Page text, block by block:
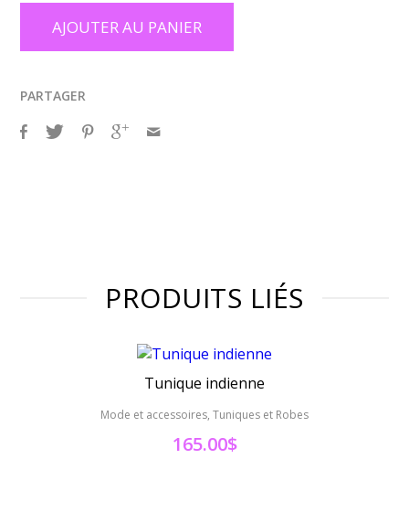
AJOUTER AU PANIER
PARTAGER
PRODUITS LIÉS
Tunique indienne
Mode et accessoires, Tuniques et Robes
165.00$